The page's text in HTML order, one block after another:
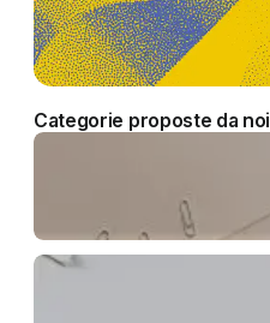
Categorie proposte da noi